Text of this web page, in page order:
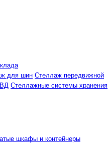
для шин Стеллаж передвижной
Стеллажные системы хранения
шкафы и контейнеры